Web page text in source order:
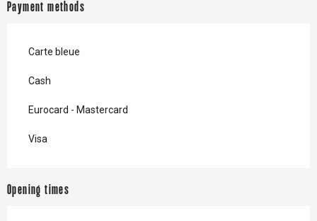
Payment methods
Carte bleue
Cash
Eurocard - Mastercard
Visa
Opening times